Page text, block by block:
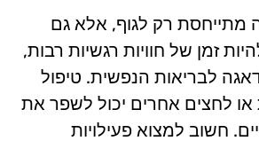
מתייחסת רק לגוף, אלא גם
זמן של חוויות רגשיות רבות,
לבריאות הנפשית. טיפול
או לחצים אחרים יכול לשפר את
חשוב למצוא פעילויות